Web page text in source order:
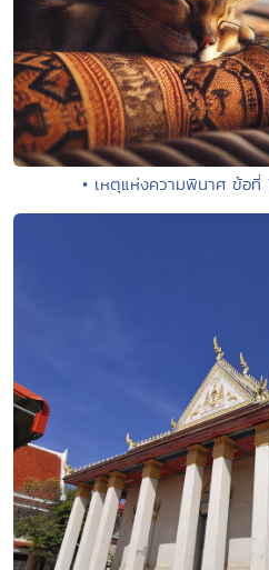
• เหตุแห่งความพินาศ ข้อที่